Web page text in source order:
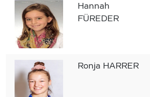
Hannah
FÜREDER
Ronja HARRER